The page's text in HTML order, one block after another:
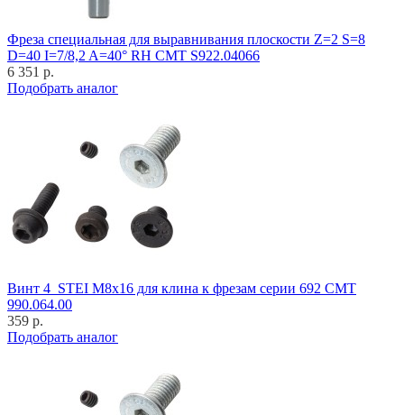
Фреза специальная для выравнивания плоскости Z=2 S=8
D=40 I=7/8,2 A=40° RH CMT S922.04066
6 351 р.
Подобрать аналог
Винт 4_STEI M8x16 для клина к фрезам серии 692 CMT
990.064.00
359 р.
Подобрать аналог